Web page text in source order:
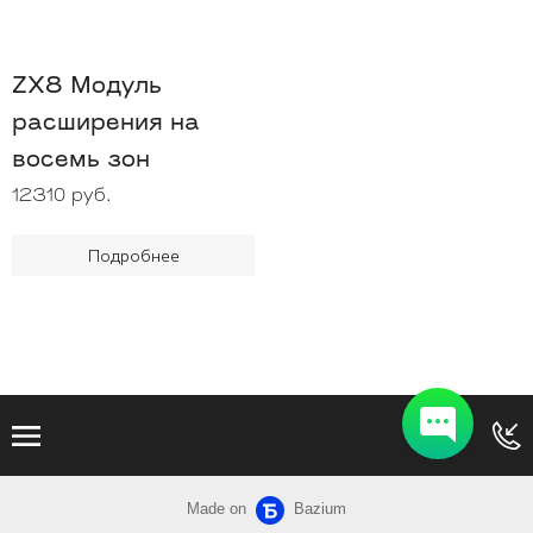
ZX8 Модуль
расширения на
восемь зон
12310 руб.
Подробнее
Made on Bazium